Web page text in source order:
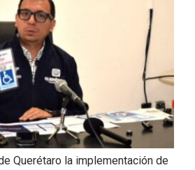
Querétaro la implementación de